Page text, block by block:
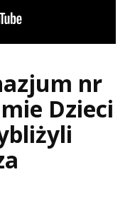
nr
Dzieci